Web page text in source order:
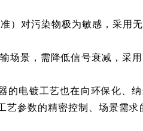
）对污染物极为敏感，采用
场景，需降低信号衰减，采
的电镀工艺也在向环保化、
艺参数的精密控制、场景需求